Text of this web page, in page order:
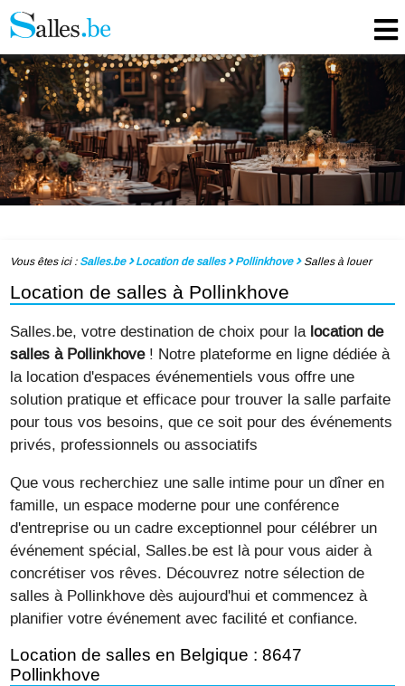
Vous êtes ici : Salles.be Location de salles Pollinkhove Salles à louer
Location de salles à Pollinkhove
Salles.be, votre destination de choix pour la location de
salles à Pollinkhove! Notre plateforme en ligne dédiée à
la location d'espaces événementiels vous offre une
solution pratique et efficace pour trouver la salle parfaite
pour tous vos besoins, que ce soit pour des événements
privés, professionnels ou associatifs
Que vous recherchiez une salle intime pour un dîner en
famille, un espace moderne pour une conférence
d'entreprise ou un cadre exceptionnel pour célébrer un
événement spécial, Salles.be est là pour vous aider à
concrétiser vos rêves. Découvrez notre sélection de
salles à Pollinkhove dès aujourd'hui et commencez à
planifier votre événement avec facilité et confiance.
Location de salles en Belgique : 8647
Pollinkhove